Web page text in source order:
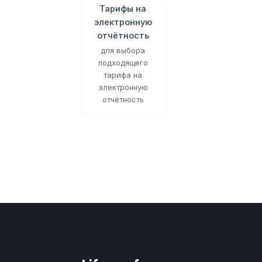
Тарифы на
электронную
отчётность
для выбора
подходящего
тарифа на
электронную
отчётность